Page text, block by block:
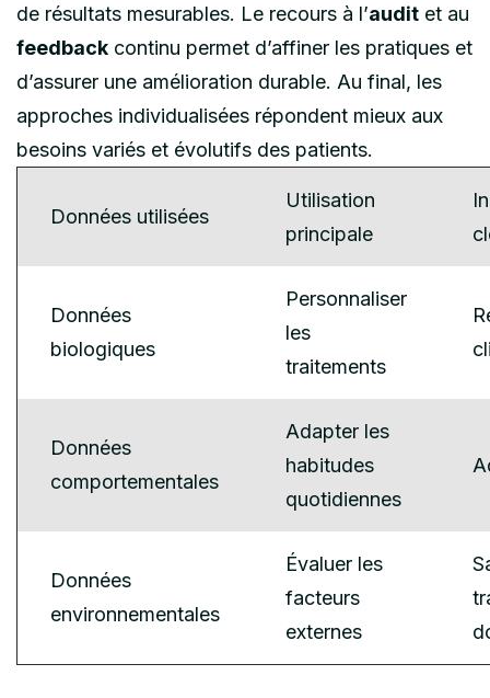
de résultats mesurables. Le recours à l’audit et au
feedback continu permet d’affiner les pratiques et
d’assurer une amélioration durable. Au final, les
approches individualisées répondent mieux aux
besoins variés et évolutifs des patients.
Données utilisées
Utilisation
principale
Données
biologiques
Personnaliser
les
traitements
Données
comportementales
Adapter les
habitudes
quotidiennes
Données
environnementales
Évaluer les
facteurs
externes